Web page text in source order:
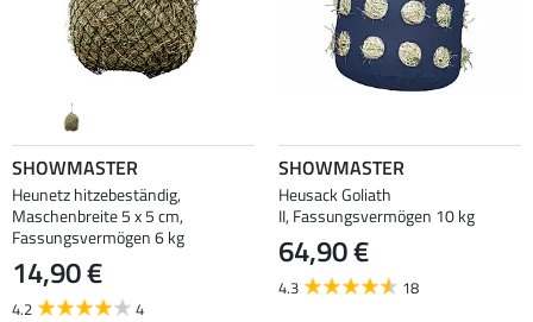
SHOWMASTER
Heunetz hitzebeständig,
Maschenbreite 5 x 5 cm,
Fassungsvermögen 6 kg
14,90 €
4.2 4
SHOWMASTER
Heusack Goliath
II, Fassungsvermögen 10 kg
64,90 €
4.3 18